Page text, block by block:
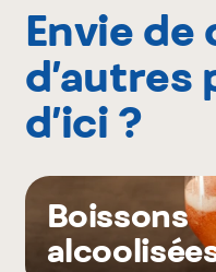
Envie
d’ici ?
Boissons